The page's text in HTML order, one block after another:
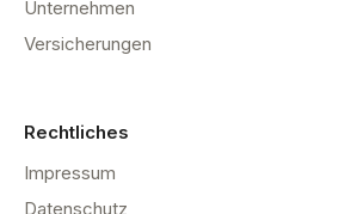
Unternehmen
Versicherungen
Rechtliches
Impressum
Datenschutz